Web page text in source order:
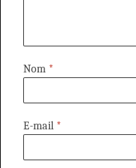
Nom *
E-mail *